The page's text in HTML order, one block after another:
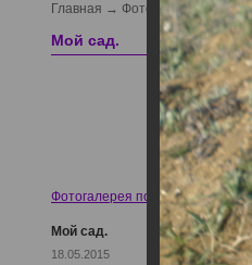
Главная → Фотогалерея
Мой сад.
Фотогалерея пользователей »
Мой сад.
18.05.2015